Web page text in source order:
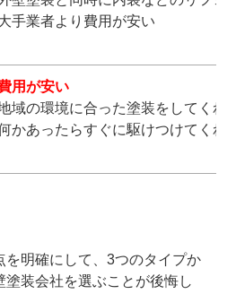
大手業者より費用が安い
用が安い
地域の環境に合った塗装をしてくれ
何かあったらすぐに駆けつけてくれ
を明確にして、3つのタイプか
塗装会社を選ぶことが後悔し